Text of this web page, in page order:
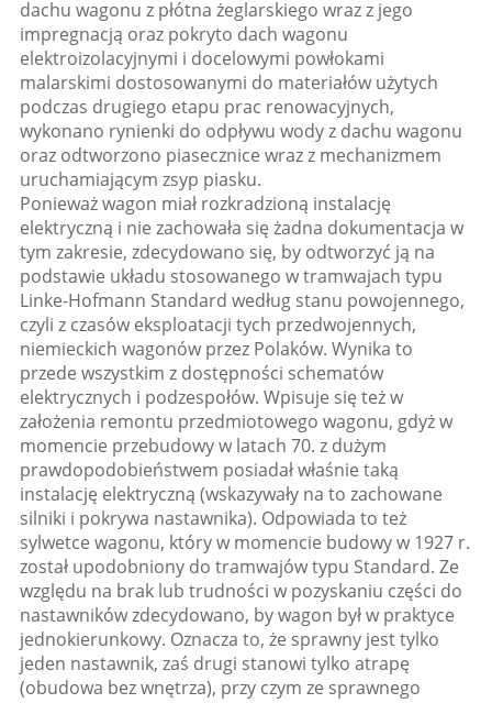
dachu wagonu z płótna żeglarskiego wraz z jego
impregnacją oraz pokryto dach wagonu
elektroizolacyjnymi i docelowymi powłokami
malarskimi dostosowanymi do materiałów użytych
podczas drugiego etapu prac renowacyjnych,
wykonano rynienki do odpływu wody z dachu wagonu
oraz odtworzono piasecznice wraz z mechanizmem
uruchamiającym zsyp piasku.
Ponieważ wagon miał rozkradzioną instalację
elektryczną i nie zachowała się żadna dokumentacja w
tym zakresie, zdecydowano się, by odtworzyć ją na
podstawie układu stosowanego w tramwajach typu
Linke-Hofmann Standard według stanu powojennego,
czyli z czasów eksploatacji tych przedwojennych,
niemieckich wagonów przez Polaków. Wynika to
przede wszystkim z dostępności schematów
elektrycznych i podzespołów. Wpisuje się też w
założenia remontu przedmiotowego wagonu, gdyż w
momencie przebudowy w latach 70. z dużym
prawdopodobieństwem posiadał właśnie taką
instalację elektryczną (wskazywały na to zachowane
silniki i pokrywa nastawnika). Odpowiada to też
sylwetce wagonu, który w momencie budowy w 1927 r.
został upodobniony do tramwajów typu Standard. Ze
względu na brak lub trudności w pozyskaniu części do
nastawników zdecydowano, by wagon był w praktyce
jednokierunkowy. Oznacza to, że sprawny jest tylko
jeden nastawnik, zaś drugi stanowi tylko atrapę
(obudowa bez wnętrza), przy czym ze sprawnego